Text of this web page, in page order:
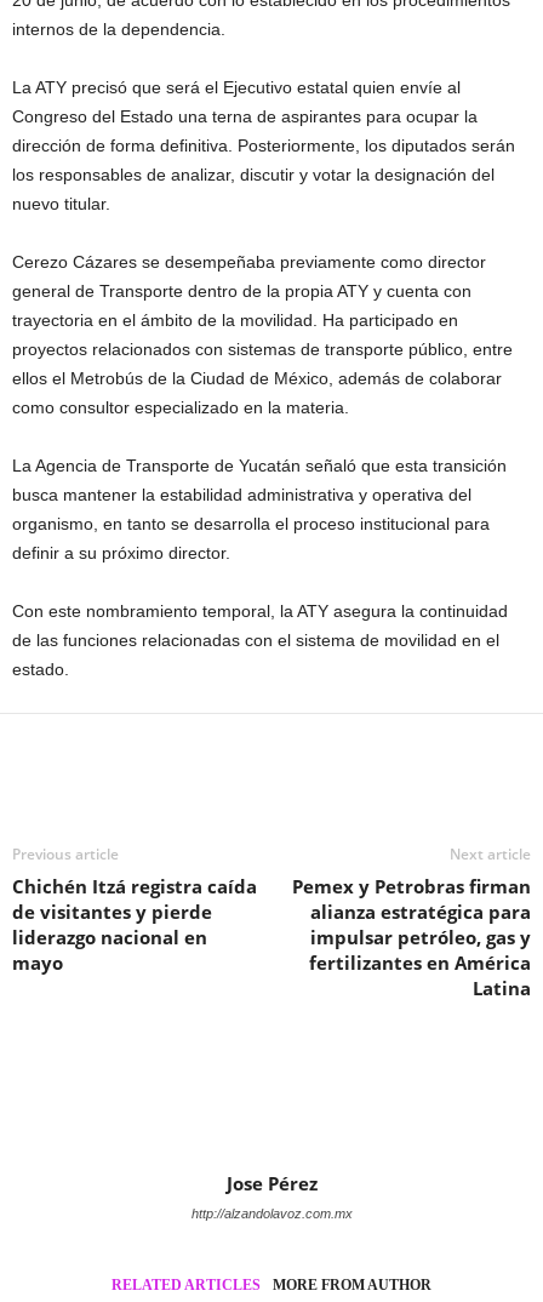
internos de la dependencia.
La ATY precisó que será el Ejecutivo estatal quien envíe al
Congreso del Estado una terna de aspirantes para ocupar la
dirección de forma definitiva. Posteriormente, los diputados serán
los responsables de analizar, discutir y votar la designación del
nuevo titular.
Cerezo Cázares se desempeñaba previamente como director
general de Transporte dentro de la propia ATY y cuenta con
trayectoria en el ámbito de la movilidad. Ha participado en
proyectos relacionados con sistemas de transporte público, entre
ellos el Metrobús de la Ciudad de México, además de colaborar
como consultor especializado en la materia.
La Agencia de Transporte de Yucatán señaló que esta transición
busca mantener la estabilidad administrativa y operativa del
organismo, en tanto se desarrolla el proceso institucional para
definir a su próximo director.
Con este nombramiento temporal, la ATY asegura la continuidad
de las funciones relacionadas con el sistema de movilidad en el
estado.
Previous article
Chichén Itzá registra caída
de visitantes y pierde
liderazgo nacional en
mayo
Next article
Pemex y Petrobras firman
alianza estratégica para
impulsar petróleo, gas y
fertilizantes en América
Latina
Jose Pérez
http://alzandolavoz.com.mx
RELATED ARTICLES MORE FROM AUTHOR